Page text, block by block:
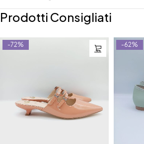
Prodotti Consigliati
-72% -62%